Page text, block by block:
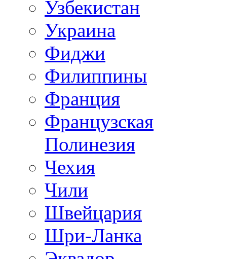
Узбекистан
Украина
Фиджи
Филиппины
Франция
Французская
Полинезия
Чехия
Чили
Швейцария
Шри-Ланка